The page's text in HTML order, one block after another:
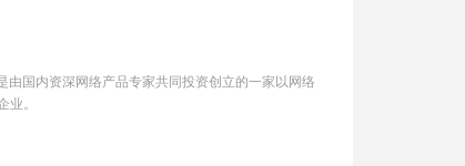
国内资深网络产品专家共同投资创立的一家以网络
业。